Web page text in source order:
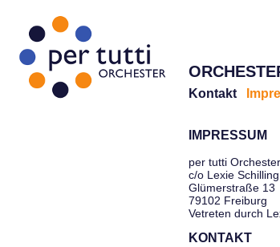
Kontakt
IMPRESSUM
per tutti
c/o Lexie Schilling
Glümerstraße 13
79102 Freiburg
Vetreten durch
KONTAKT